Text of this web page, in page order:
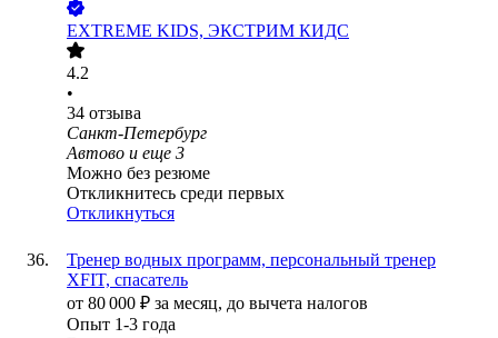
EXTREME KIDS, ЭКСТРИМ КИДС
4.2
•
34 отзыва
Санкт-Петербург
Автово и еще 3
Можно без резюме
Откликнитесь среди первых
Откликнуться
Тренер водных программ, персональный тренер
XFIT, спасатель
от 80 000 ₽ за месяц, до вычета налогов
Опыт 1-3 года